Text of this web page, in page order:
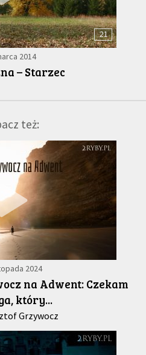
21
2014
– Starzec
też:
2024
na Adwent: Czekam
który...
Grzywocz